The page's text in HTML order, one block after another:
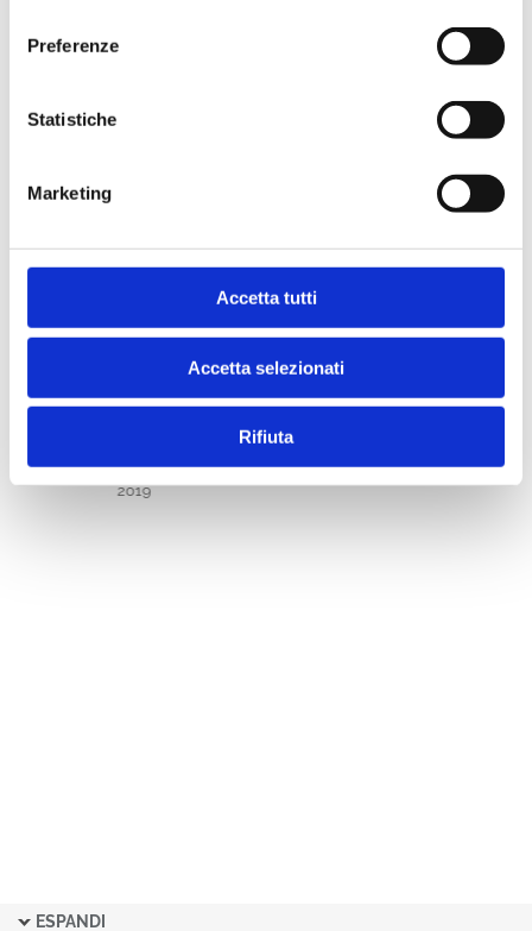
Preferenze
Statistiche
Marketing
Accetta tutti
Accetta selezionati
Rifiuta
GIURISPRUDENZA DEL LAVORO
2019
ESPANDI